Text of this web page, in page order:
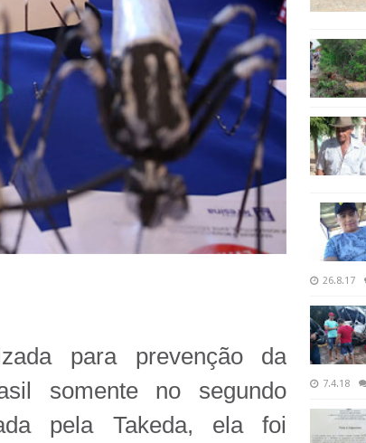
para prevenção da
somente no segundo
pela Takeda, ela foi
26.8.17
7.4.18